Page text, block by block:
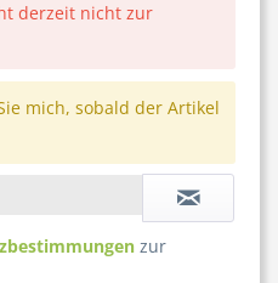
derzeit nicht zur
mich, sobald der Artikel
zur